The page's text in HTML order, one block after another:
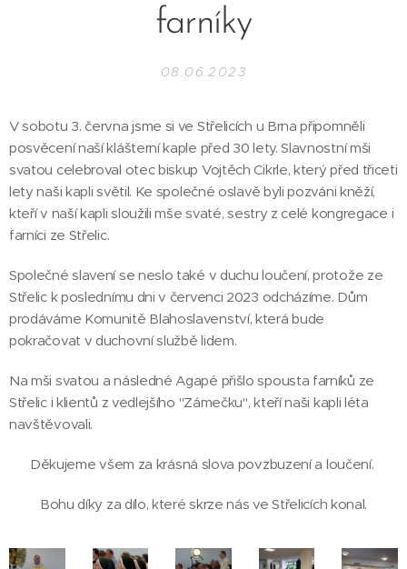
farníky
08.06.2023
V sobotu 3. června jsme si ve Střelicích u Brna připomněli
posvěcení naší klášterní kaple před 30 lety. Slavnostní mši
svatou celebroval otec biskup Vojtěch Cikrle, který před třiceti
lety naši kapli světil. Ke společné oslavě byli pozváni kněží,
kteří v naší kapli sloužili mše svaté, sestry z celé kongregace i
farníci ze Střelic.
Společné slavení se neslo také v duchu loučení, protože ze
Střelic k poslednímu dni v červenci 2023 odcházíme. Dům
prodáváme Komunitě Blahoslavenství, která bude
pokračovat v duchovní službě lidem.
Na mši svatou a následné Agapé přišlo spousta farníků ze
Střelic i klientů z vedlejšího "Zámečku", kteří naši kapli léta
navštěvovali.
Děkujeme všem za krásná slova povzbuzení a loučení.
Bohu díky za dílo, které skrze nás ve Střelicích konal.